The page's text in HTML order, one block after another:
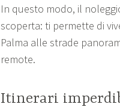
In questo modo, il
scoperta: ti permette di
Palma alle strade
remote.
Itinerari